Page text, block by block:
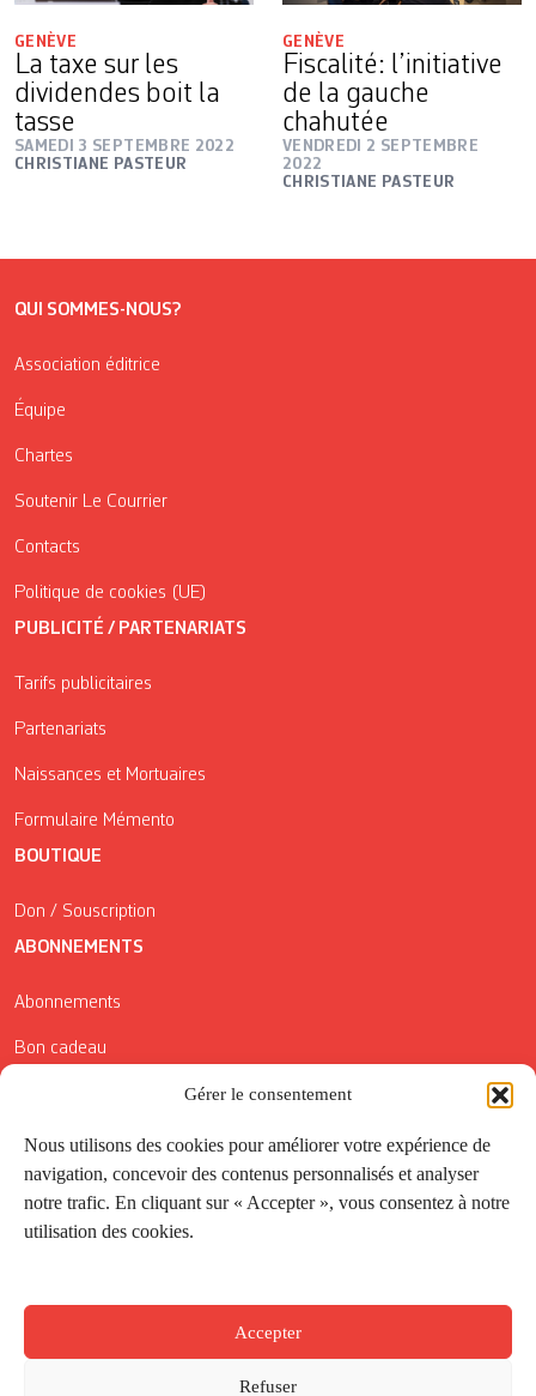
Gérer le consentement
Nous utilisons des cookies pour améliorer votre expérience de
navigation, concevoir des contenus personnalisés et analyser
notre trafic. En cliquant sur « Accepter », vous consentez à notre
utilisation des cookies.
Accepter
Refuser
GENÈVE
La taxe sur les
dividendes boit la
tasse
SAMEDI 3 SEPTEMBRE 2022
CHRISTIANE PASTEUR
GENÈVE
Fiscalité: l’initiative
de la gauche
chahutée
VENDREDI 2 SEPTEMBRE
2022
CHRISTIANE PASTEUR
QUI SOMMES-NOUS?
Association éditrice
Équipe
Chartes
Soutenir Le Courrier
Contacts
Politique de cookies (UE)
PUBLICITÉ / PARTENARIATS
Tarifs publicitaires
Partenariats
Naissances et Mortuaires
Formulaire Mémento
BOUTIQUE
Don / Souscription
ABONNEMENTS
Abonnements
Bon cadeau
Conditions générales de vente
Réductions de la Carte Côté Courrier
Application